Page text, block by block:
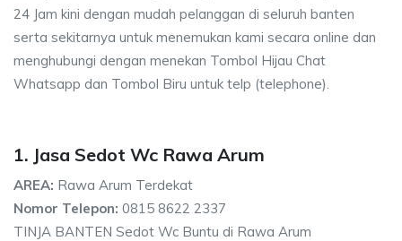
24 Jam kini dengan mudah pelanggan di seluruh banten
serta sekitarnya untuk menemukan kami secara online dan
menghubungi dengan menekan Tombol Hijau Chat
Whatsapp dan Tombol Biru untuk telp (telephone).
1. Jasa Sedot Wc Rawa Arum
AREA: Rawa Arum Terdekat
Nomor Telepon: 0815 8622 2337
TINJA BANTEN Sedot Wc Buntu di Rawa Arum